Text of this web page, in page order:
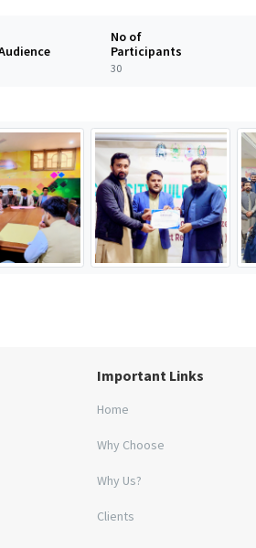
No of
Participants
30
Important Links
Home
Why Choose
Why Us?
Clients